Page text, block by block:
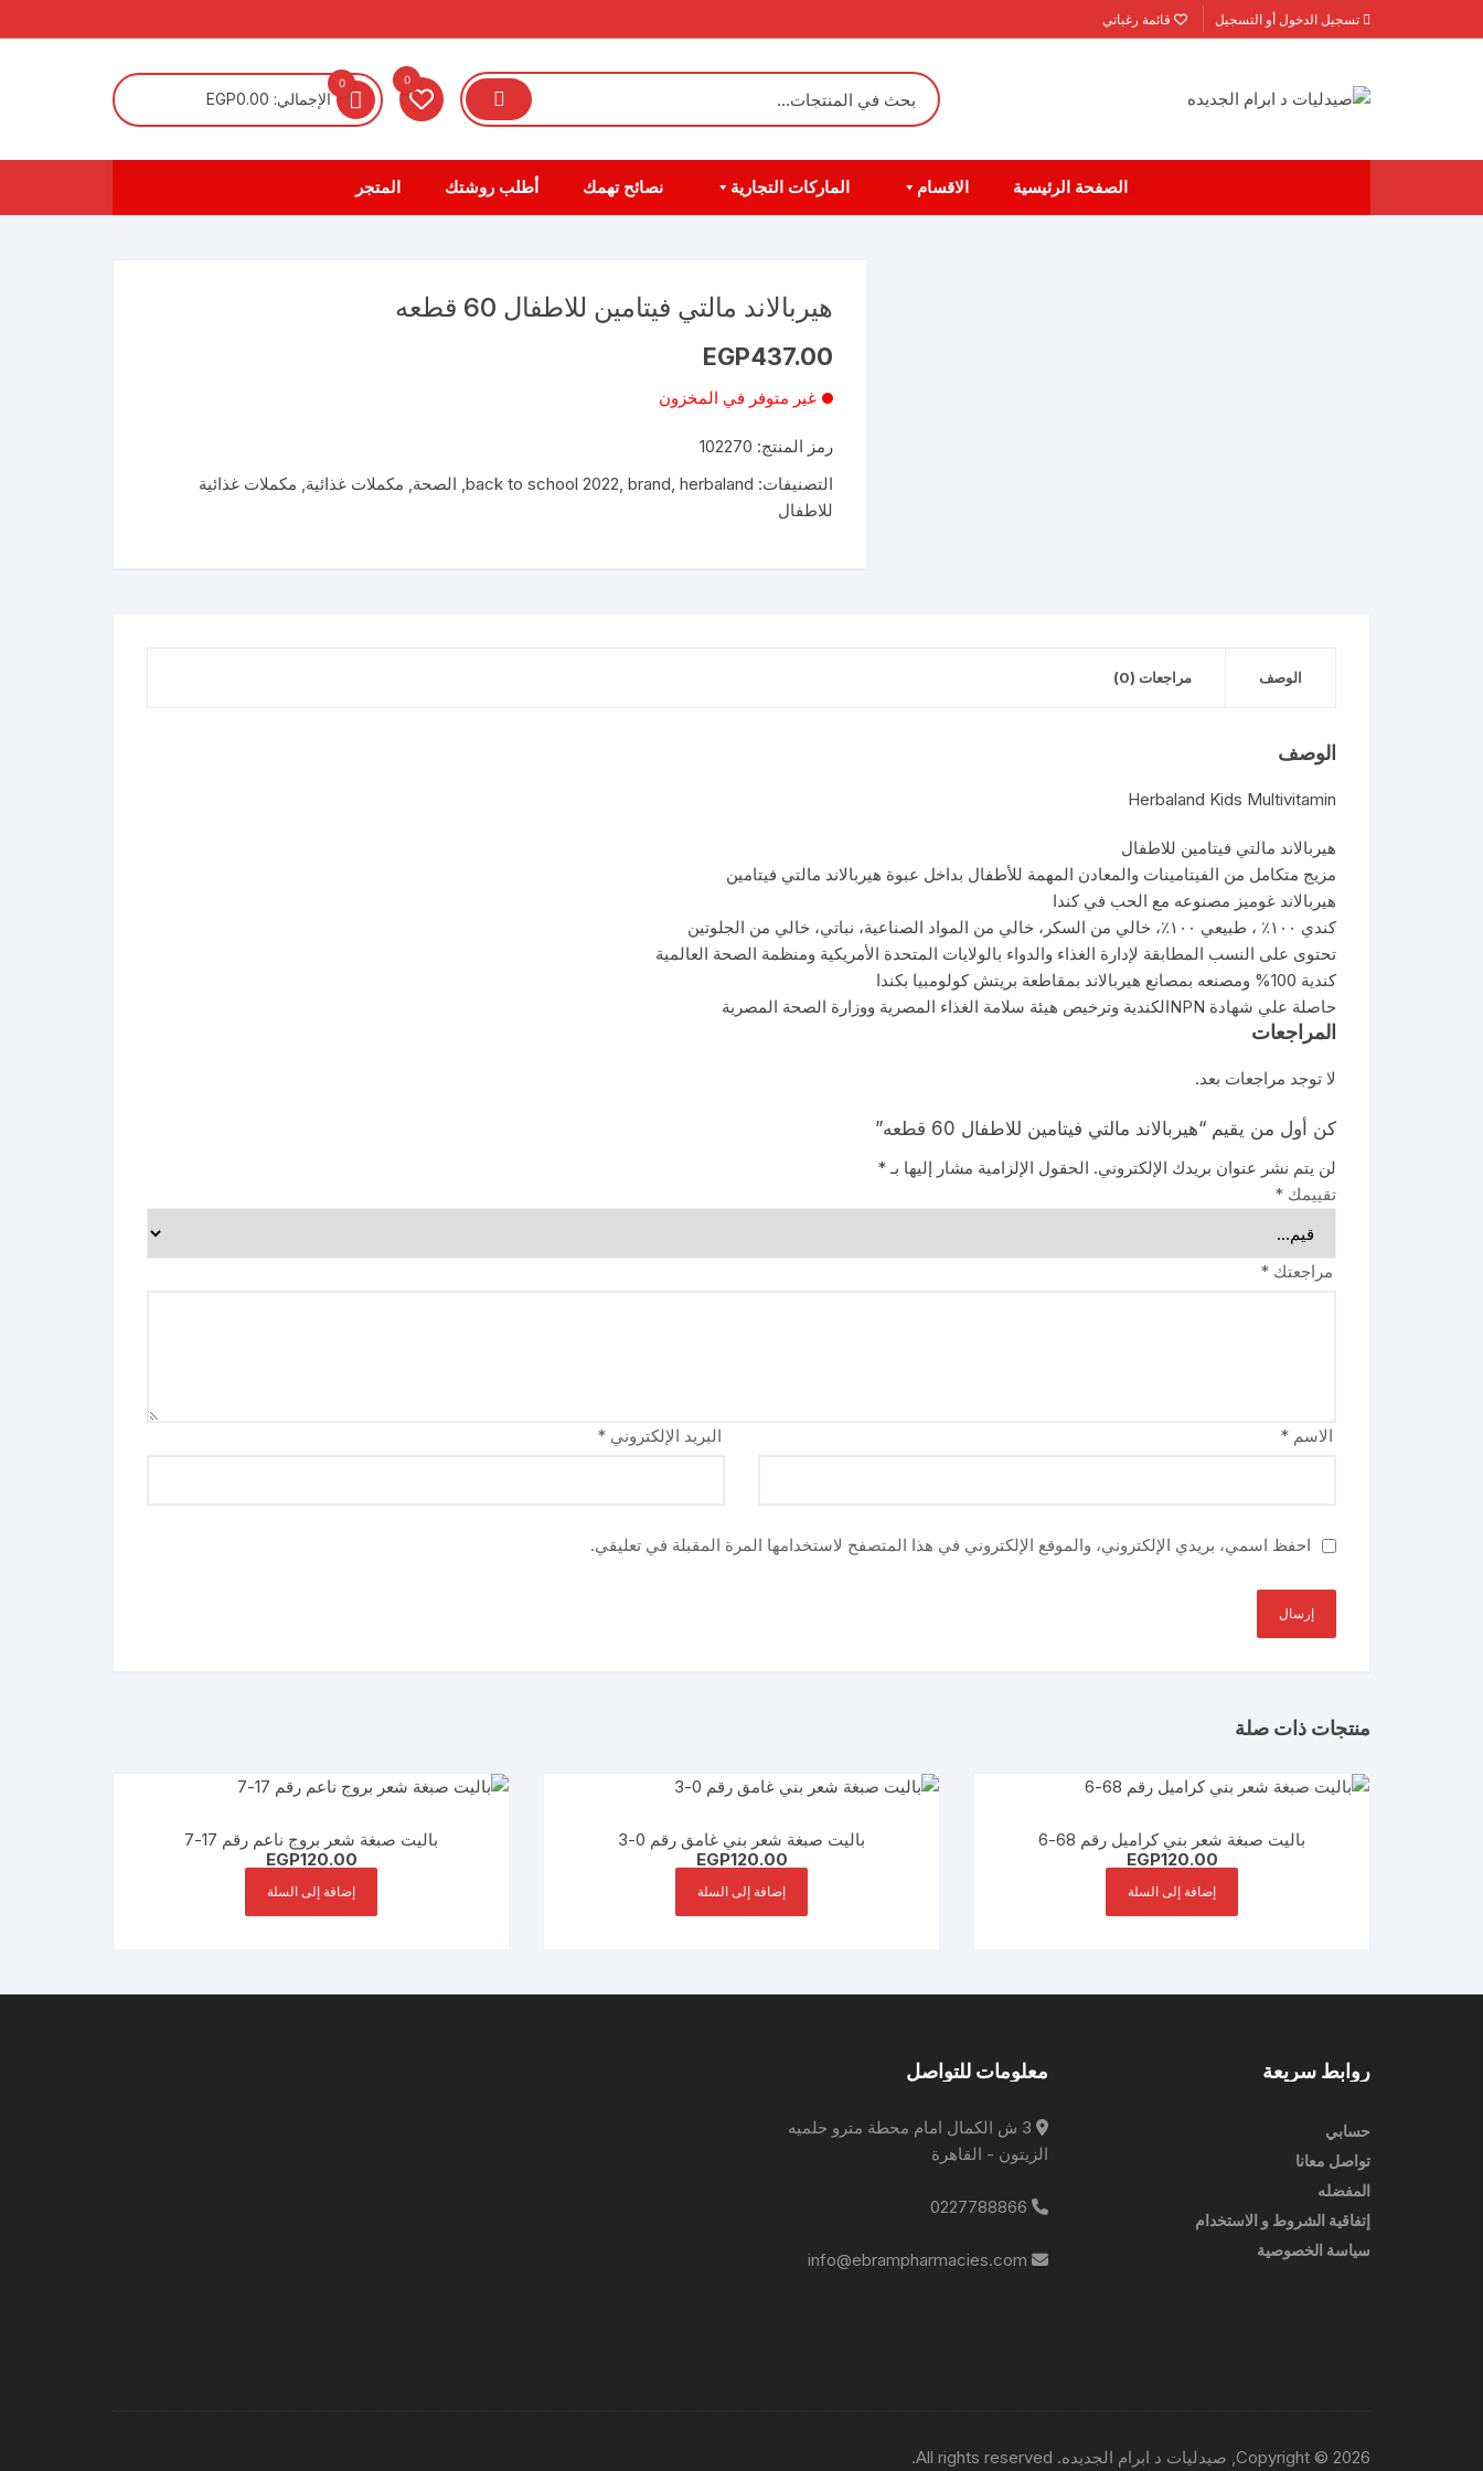
إلى
تسجيل الدخول أو التسجيل قائمة رغباتي
0
0
الإجمالي: EGP0.00
الصفحة الرئيسية الاقسام الماركات التجارية نصائح تهمك أطلب روشتك المتجر
هيربالاند مالتي فيتامين للاطفال 60 قطعه
EGP437.00
غير متوفر في المخزون
رمز المنتج: 102270
التصنيفات:
back to school 2022, brand, herbaland
, الصحة, مكملات غذائية, مكملات غذائية
للاطفال
الوصف مراجعات (0)
الوصف
Herbaland Kids Multivitamin
هيربالاند مالتي فيتامين للاطفال
مزيج متكامل من الفيتامينات والمعادن المهمة للأطفال بداخل عبوة هيربالاند مالتي فيتامين
هيربالاند غوميز مصنوعه مع الحب في كندا
كندي ١٠٠٪؜ ، طبيعي ١٠٠٪؜، خالي من السكر، خالي من المواد الصناعية، نباتي، خالي من الجلوتين
تحتوى على النسب المطابقة لإدارة الغذاء والدواء بالولايات المتحدة الأمريكية ومنظمة الصحة العالمية
كندية 100% ومصنعه بمصانع هيربالاند بمقاطعة بريتش كولومبيا بكندا
حاصلة علي شهادة NPNالكندية وترخيص هيئة سلامة الغذاء المصرية ووزارة الصحة المصرية
المراجعات
لا توجد مراجعات بعد.
كن أول من يقيم “هيربالاند مالتي فيتامين للاطفال 60 قطعه”
لن يتم نشر عنوان بريدك الإلكتروني. الحقول الإلزامية مشار إليها بـ*
تقييمك *
مراجعتك *
الاسم * البريد الإلكتروني *
احفظ اسمي، بريدي الإلكتروني، والموقع الإلكتروني في هذا المتصفح لاستخدامها المرة المقبلة في تعليقي.
منتجات ذات صلة
باليت صبغة شعر بني كراميل رقم 68-6
EGP120.00
إضافة إلى السلة
باليت صبغة شعر بني غامق رقم 0-3
EGP120.00
إضافة إلى السلة
باليت صبغة شعر بروج ناعم رقم 17-7
EGP120.00
إضافة إلى السلة
روابط سريعة
حسابي
تواصل معانا
المفضله
إتفاقية الشروط و الاستخدام
سياسة الخصوصية
معلومات للتواصل
3 ش الكمال امام محطة مترو حلميه
الزيتون - القاهرة
Copyright © 2026, صيدليات د ابرام الجديده. All rights reserved.